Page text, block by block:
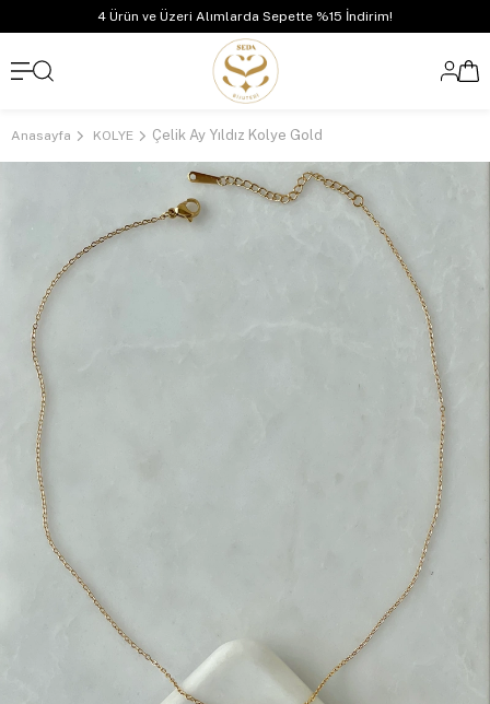
4 Ürün ve Üzeri Alımlarda Sepette %15 İndirim!
Anasayfa KOLYE Çelik Ay Yıldız Kolye Gold